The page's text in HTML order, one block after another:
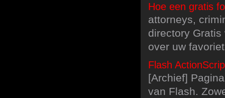
Hoe een gratis
attorneys,
directory
over uw
Flash
[Archief]
van Flash.